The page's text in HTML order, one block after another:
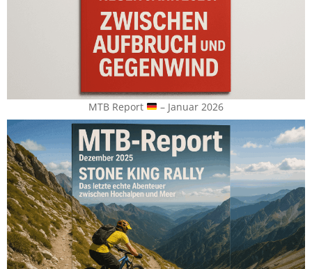
MTB Report – Januar 2026